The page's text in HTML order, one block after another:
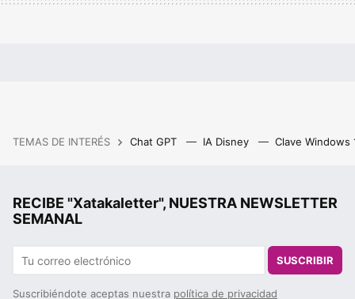
TEMAS DE INTERÉS Chat GPT IA Disney Clave Windows
RECIBE "Xatakaletter", NUESTRA NEWSLETTER
SEMANAL
SUSCRIBIR
Suscribiéndote aceptas nuestra política de privacidad